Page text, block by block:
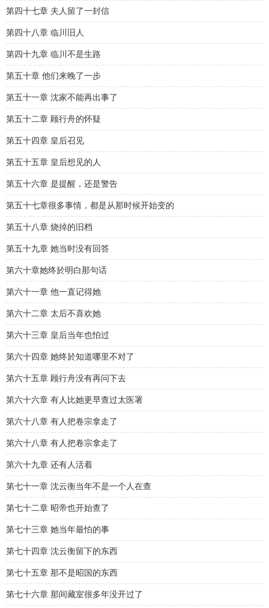
第四十七章 夫人留了一封信
第四十八章 临川旧人
第四十九章 临川不是生路
第五十章 他们来晚了一步
第五十一章 沈家不能再出事了
第五十二章 顾行舟的怀疑
第五十四章 皇后召见
第五十五章 皇后想见的人
第五十六章 是提醒，还是警告
第五十七章很多事情，都是从那时候开始变的
第五十八章 烧掉的旧档
第五十九章 她当时没有回答
第六十章她终於明白那句话
第六十一章 他一直记得她
第六十二章 太后不喜欢她
第六十三章 皇后当年也怕过
第六十四章 她终於知道哪里不对了
第六十五章 顾行舟没有再问下去
第六十六章 有人比她更早查过太医署
第六十八章 有人把卷宗拿走了
第六十八章 有人把卷宗拿走了
第六十九章 还有人活着
第七十一章 沈云衡当年不是一个人在查
第七十二章 昭帝也开始查了
第七十三章 她当年最怕的事
第七十四章 沈云衡留下的东西
第七十五章 那不是昭国的东西
第七十六章 那间藏室很多年没开过了